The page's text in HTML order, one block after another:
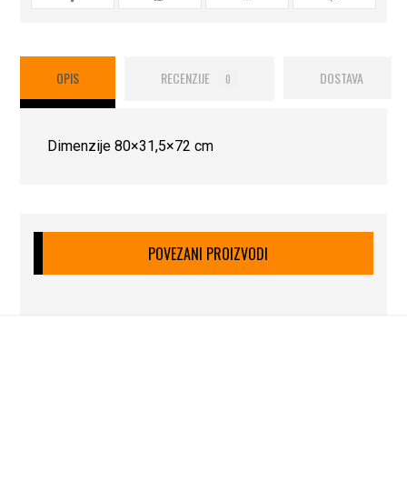
OPIS RECENZIJE 0 DOSTAVA
Dimenzije 80×31,5×72 cm
POVEZANI PROIZVODI